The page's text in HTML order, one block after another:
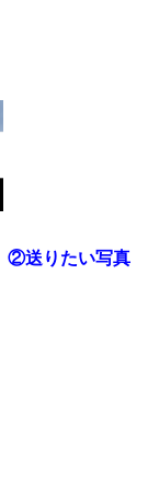
②送りたい写真